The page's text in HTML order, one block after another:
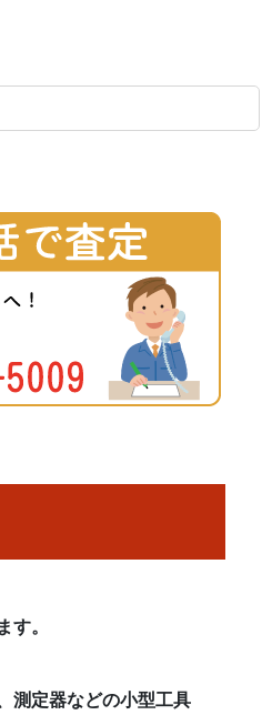
。
測定器などの小型工具